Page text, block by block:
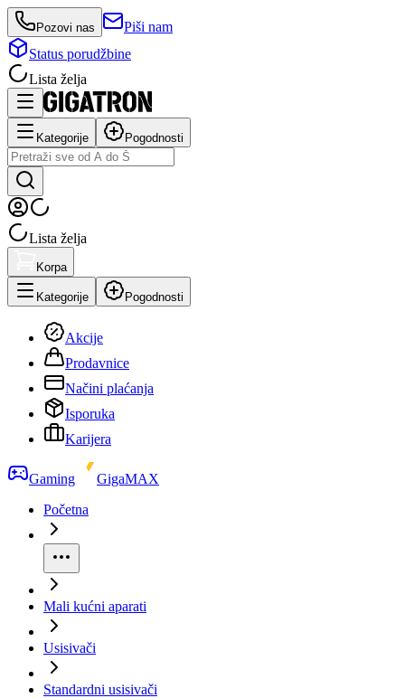
Pozovi nas
Piši nam
Status porudžbine
Lista želja
Kategorije Pogodnosti
Lista želja
Korpa
Kategorije Pogodnosti
Akcije
Prodavnice
Načini plaćanja
Isporuka
Karijera
Gaming
GigaMAX
Početna
Mali kućni aparati
Usisivači
Standardni usisivači